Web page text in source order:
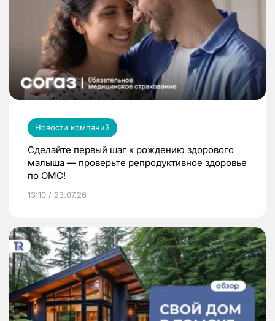
Новости компаний
Сделайте первый шаг к рождению здорового
малыша — проверьте репродуктивное здоровье
по ОМС!
13:10 / 23.07.26